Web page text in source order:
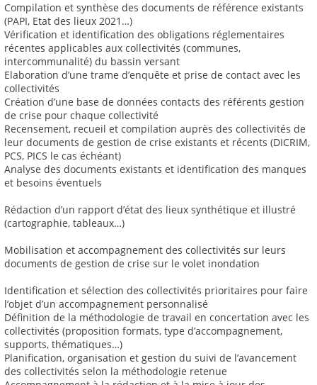
Compilation et synthèse des documents de référence existants
(PAPI, Etat des lieux 2021…)
Vérification et identification des obligations réglementaires
récentes applicables aux collectivités (communes,
intercommunalité) du bassin versant
Elaboration d’une trame d’enquête et prise de contact avec les
collectivités
Création d’une base de données contacts des référents gestion
de crise pour chaque collectivité
Recensement, recueil et compilation auprès des collectivités de
leur documents de gestion de crise existants et récents (DICRIM,
PCS, PICS le cas échéant)
Analyse des documents existants et identification des manques
et besoins éventuels
Rédaction d’un rapport d’état des lieux synthétique et illustré
(cartographie, tableaux…)
Mobilisation et accompagnement des collectivités sur leurs
documents de gestion de crise sur le volet inondation
Identification et sélection des collectivités prioritaires pour faire
l’objet d’un accompagnement personnalisé
Définition de la méthodologie de travail en concertation avec les
collectivités (proposition formats, type d’accompagnement,
supports, thématiques…)
Planification, organisation et gestion du suivi de l’avancement
des collectivités selon la méthodologie retenue